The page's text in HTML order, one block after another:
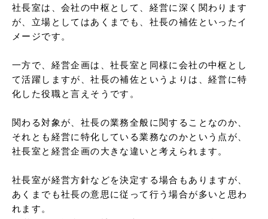
社長室は、会社の中枢として、経営に深く関わります
が、立場としてはあくまでも、社長の補佐といったイ
メージです。
一方で、経営企画は、社長室と同様に会社の中枢とし
て活躍しますが、社長の補佐というよりは、経営に特
化した役職と言えそうです。
関わる対象が、社長の業務全般に関することなのか、
それとも経営に特化している業務なのかという点が、
社長室と経営企画の大きな違いと考えられます。
社長室が経営方針などを決定する場合もありますが、
あくまでも社長の意思に従って行う場合が多いと思わ
れます。